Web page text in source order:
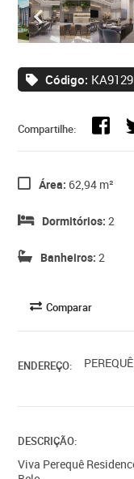
Código:
Compartilhe:
Área: 62,94 m²
Dormitórios: 2
Banheiros: 2
Comparar
ENDEREÇO:
DESCRIÇÃO:
Viva Perequê